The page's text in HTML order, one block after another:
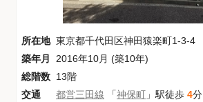
所在地 東京都千代田区神田猿楽町1-3-4
築年月
2016年10月 (築10年)
総階数 13階
交通
都営三田線 「神保町 」駅徒歩 4分